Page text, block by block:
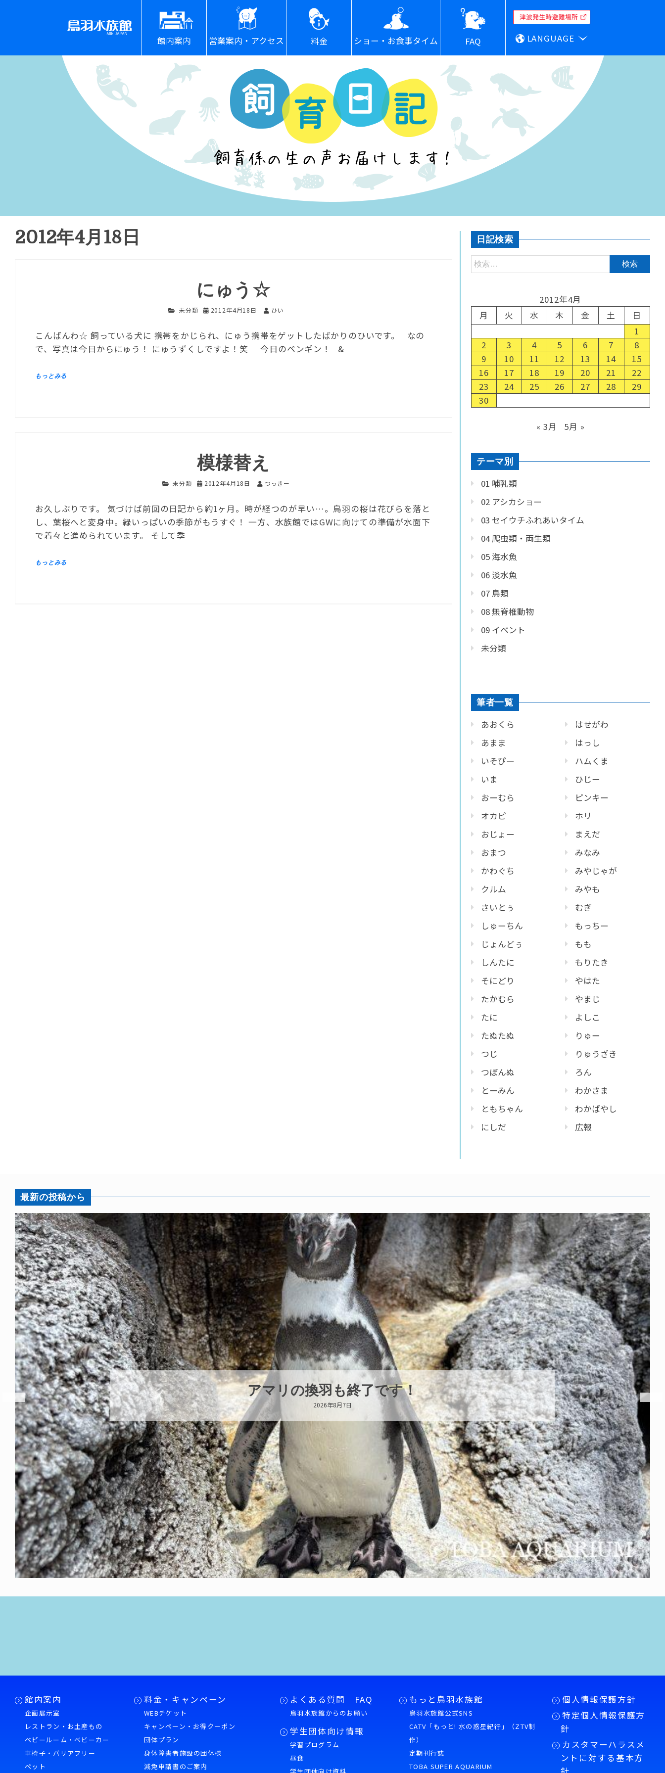
館内案内 営業案内・アクセス 料金 ショー・お食事タイム FAQ LANGUAGE
2012年4月18日
にゅう☆
未分類 2012年4月18日 ひい
こんばんわ☆ 飼っている犬に 携帯をかじられ、にゅう携帯をゲットしたばかりのひいです。 なの
で、写真は今日からにゅう！ にゅうずくしですよ！笑 今日のペンギン！ &
模様替え
未分類 2012年4月18日 つっきー
お久しぶりです。 気づけば前回の日記から約1ヶ月。時が経つのが早い…。鳥羽の桜は花びらを落と
し、葉桜へと変身中。緑いっぱいの季節がもうすぐ！ 一方、水族館ではGWに向けての準備が水面下
で着々と進められています。 そして季
日記検索
2012年4月
月
火 水 木 金 土
日
1
2
3 4 5 6 7
8
9
10 11 12 13 14
15
16
17 18 19 20 21
22
23
24 25 26 27 28
29
30
« 3月 5月 »
テーマ別
01 哺乳類
02 アシカショー
03 セイウチふれあいタイム
04 爬虫類・両生類
05 海水魚
06 淡水魚
07 鳥類
08 無脊椎動物
09 イベント
未分類
筆者一覧
あおくら
あまま
いそぴー
いま
おーむら
オカピ
おじょー
おまつ
かわぐち
クルム
さいとぅ
しゅーちん
じょんどぅ
しんたに
そにどり
たかむら
たに
たぬたぬ
つじ
つぼんぬ
とーみん
ともちゃん
にしだ
はせがわ
はっし
ハムくま
ひじー
ピンキー
ホリ
まえだ
みなみ
みやじゃが
みやも
むぎ
もっちー
もも
もりたき
やはた
やまじ
よしこ
りゅー
りゅうざき
ろん
わかさま
わかばやし
広報
最新の投稿から
アマリの換羽も終了です！
2026年8月7日
館内案内
企画展示室
レストラン・お土産もの
ベビールーム・ベビーカー
車椅子・バリアフリー
ペット
料金・キャンペーン
WEBチケット
キャンペーン・お得クーポン
団体プラン
身体障害者施設の団体様
減免申請書のご案内
よくある質問 FAQ
鳥羽水族館からのお願い
学生団体向け情報
学習プログラム
昼食
もっと鳥羽水族館
鳥羽水族館公式SNS
CATV「もっと! 水の惑星紀行」（ZTV制
作）
定期刊行誌
TOBA SUPER AQUARIUM
個人情報保護方針
特定個人情報保護方
針
カスタマーハラスメ
ントに対する基本方